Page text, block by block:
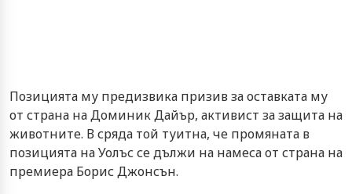
Позицията му предизвика призив за оставката му
от страна на Доминик Дайър, активист за защита на
животните. В сряда той туитна, че промяната в
позицията на Уолъс се дължи на намеса от страна на
премиера Борис Джонсън.